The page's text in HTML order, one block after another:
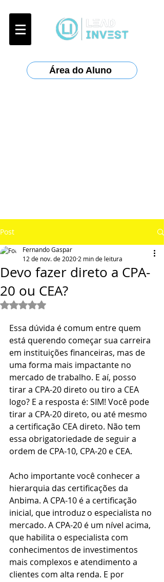
Área do Aluno
Post
Devo fazer direto a CPA-
20 ou CEA?
Fernando Gaspar
12 de nov. de 2020 2 min de leitura
Avaliado com NaN de 5 estrelas.
Essa dúvida é comum entre quem
está querendo começar sua carreira
em instituições financeiras, mas de
uma forma mais impactante no
mercado de trabalho. E aí, posso
tirar a CPA-20 direto ou tiro a CEA
logo? E a resposta é: SIM! Você pode
tirar a CPA-20 direto, ou até mesmo
a certificação CEA direto. Não tem
essa obrigatoriedade de seguir a
ordem de CPA-10, CPA-20 e CEA.
Acho importante você conhecer a
hierarquia das certificações da
Anbima. A CPA-10 é a certificação
inicial, que introduz o especialista no
mercado. A CPA-20 é um nível acima,
que habilita o especialista com
conhecimentos de investimentos
mais complexos e atendimento a
clientes com alta renda. E por